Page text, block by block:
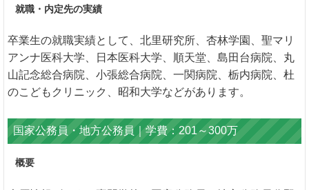
就職・内定先の実績
卒業生の就職実績として、北里研究所、杏林学園、聖マリ
アンナ医科大学、日本医科大学、順天堂、島田台病院、丸
山記念総合病院、小張総合病院、一関病院、栃内病院、杜
のこどもクリニック、昭和大学などがあります。
国家公務員・地方公務員｜学費：201～300万
概要